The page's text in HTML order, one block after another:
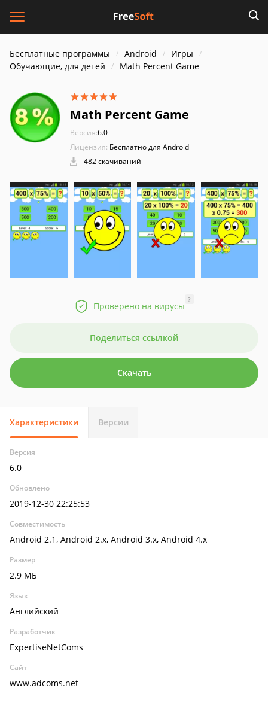
Бесплатные программы Android
Игры
Обучающие, для детей
Math Percent Game
Math Percent Game
Версия:6.0
Лицензия: Бесплатно для Android
482 скачиваний
Проверено на вирусы
?
Поделиться ссылкой
Скачать
Характеристики Версии
Версия
6.0
Обновлено
2019-12-30 22:25:53
Совместимость
Android 2.1, Android 2.x, Android 3.x, Android 4.x
Размер
2.9 МБ
Язык
Английский
Разработчик
ExpertiseNetComs
Сайт
www.adcoms.net